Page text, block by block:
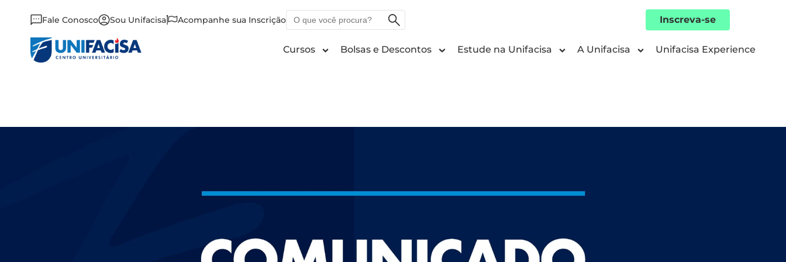
Fale Conosco Sou Unifacisa Acompanhe sua Inscrição
que
procura?
Inscreva-se
Cursos Bolsas e Descontos Estude na Unifacisa A Unifacisa Unifacisa Experience